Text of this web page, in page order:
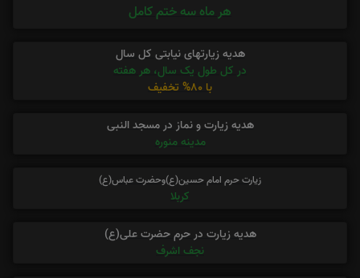
هر ماه سه ختم کامل
هدیه زیارتهای نیابتی کل سال
در کل طول یک سال، هر هفته
با 80% تخفیف
هدیه زیارت و نماز در مسجد النبی
مدینه منوره
زیارت حرم امام حسین(ع)وحضرت عباس(ع)
کربلا
هدیه زیارت در حرم حضرت علی(ع)
نجف اشرف